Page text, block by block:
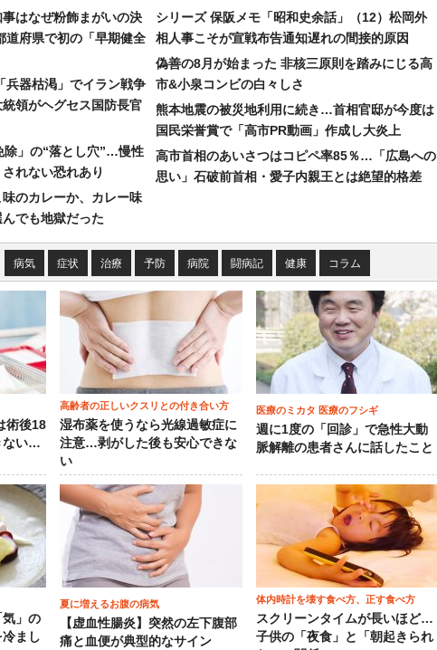
はなぜ粉飾まがいの決
道府県で初の「早期健全
兵器枯渇」でイラン戦争
領がヘグセス国防長官
除」の“落とし穴”…慢性
れない恐れあり
のカレーか、カレー味
でも地獄だった
シリーズ 保阪メモ「昭和史余話」（12）松岡外
相人事こそが宣戦布告通知遅れの間接的原因
偽善の8月が始まった 非核三原則を踏みにじる高
市&小泉コンビの白々しさ
熊本地震の被災地利用に続き…首相官邸が今度は
国民栄誉賞で「高市PR動画」作成し大炎上
高市首相のあいさつはコピペ率85％…「広島への
思い」石破前首相・愛子内親王とは絶望的格差
病気 症状 治療 予防 病院 闘病記 健康 コラム
術後18
ない…
高齢者の正しいクスリとの付き合い方
湿布薬を使うなら光線過敏症に
注意…剥がした後も安心できな
い
医療のミカタ 医療のフシギ
週に1度の「回診」で急性大動
脈解離の患者さんに話したこと
気」の
まし
夏に増えるお腹の病気
【虚血性腸炎】突然の左下腹部
痛と血便が典型的なサイン
体内時計を壊す食べ方、正す食べ方
スクリーンタイムが長いほど…
子供の「夜食」と「朝起きられ